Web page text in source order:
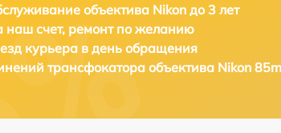
объектива Nikon до 3 лет
наш счет, ремонт по желанию
курьера в день обращения
трансфокатора объектива Nikon